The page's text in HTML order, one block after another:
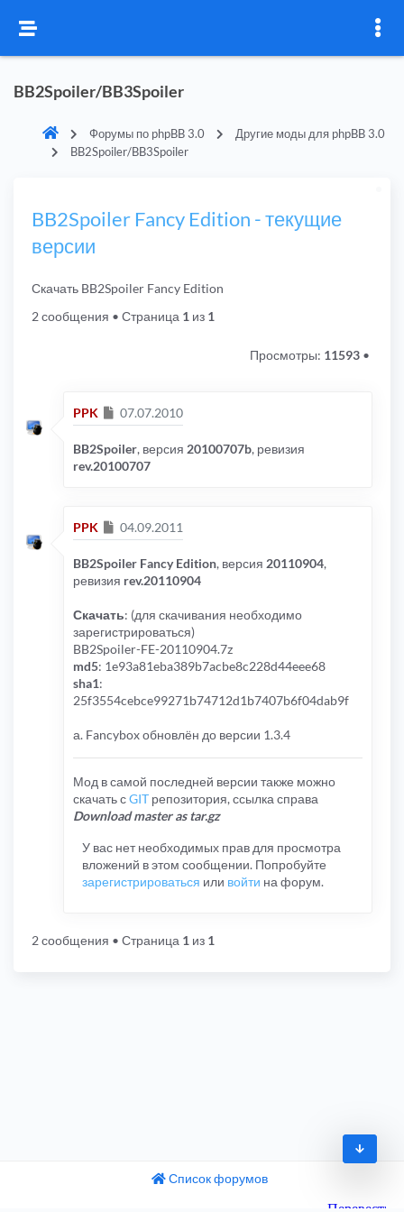
BB2Spoiler/BB3Spoiler
Форумы по phpBB 3.0
Другие моды для phpBB 3.0
BB2Spoiler/BB3Spoiler
BB2Spoiler Fancy Edition - текущие
версии
Скачать BB2Spoiler Fancy Edition
2 сообщения • Страница 1 из 1
Просмотры: 11593 •
PPK Сообщение
07.07.2010
BB2Spoiler, версия 20100707b, ревизия
rev.20100707
PPK Сообщение
04.09.2011
BB2Spoiler Fancy Edition, версия 20110904,
ревизия rev.20110904
Скачать: (для скачивания необходимо
зарегистрироваться)
BB2Spoiler-FE-20110904.7z
md5: 1e93a81eba389b7acbe8c228d44eee68
sha1:
25f3554cebce99271b74712d1b7407b6f04dab9f
а. Fancybox обновлён до версии 1.3.4
Мод в самой последней версии также можно
скачать сGIT репозитория, ссылка справа
Download master as tar.gz
У вас нет необходимых прав для просмотра
вложений в этом сообщении. Попробуйте
зарегистрироваться или войти на форум.
2 сообщения • Страница 1 из 1
Список форумов